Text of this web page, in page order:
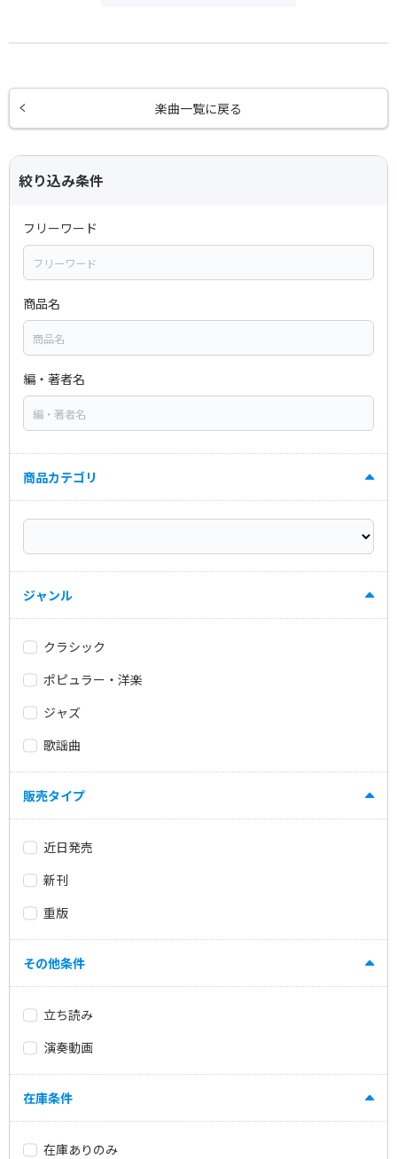
楽曲一覧に戻る
絞り込み条件
フリーワード
商品名
編・著者名
商品カテゴリ
ジャンル
クラシック
ポピュラー・洋楽
ジャズ
歌謡曲
販売タイプ
近日発売
新刊
重版
その他条件
立ち読み
演奏動画
在庫条件
在庫ありのみ